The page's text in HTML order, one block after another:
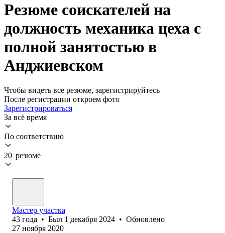
Резюме соискателей на
должность механика цеха с
полной занятостью в
Анджиевском
Чтобы видеть все резюме, зарегистрируйтесь
После регистрации откроем фото
Зарегистрироваться
За всё время
По соответствию
20 резюме
Мастер участка
43 года • Был 1 декабря 2024 • Обновлено
27 ноября 2020